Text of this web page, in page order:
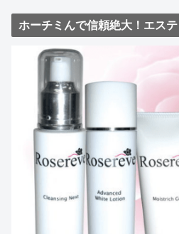
ホーチミんで信頼絶大！エス